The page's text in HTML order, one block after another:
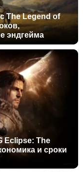
The Legend of
эндгейма
Eclipse: The
и сроки